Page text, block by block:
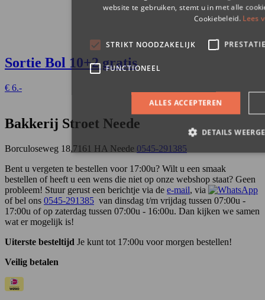
Sortie Bol 10+2 gratis
€ 6.-
Bakkerij Stroet Neede
Borculoseweg 18,7161 HA Neede 0545-291385
Bent u vergeten te bestellen voor 17:00u? Wilt u een smaak
bestellen of heeft u een wens die niet op onze webshop staat? Geen
probleem! Stuur gerust een berichtje via de e-mail, via
of bel ons 0545-291385 van dinsdag t/m vrijdag tussen 07:00u -
17:00u of op zaterdag tussen 07:00u - 16:00u. Dan kijken we samen
wat er mogelijk is!
Uiterste besteltijd Je kunt tot 17:00u voor morgen bestellen!
Veilig betalen